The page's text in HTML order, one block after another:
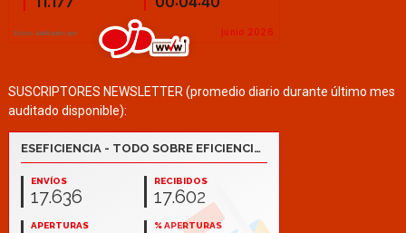
SUSCRIPTORES NEWSLETTER (promedio diario durante último mes
auditado disponible):